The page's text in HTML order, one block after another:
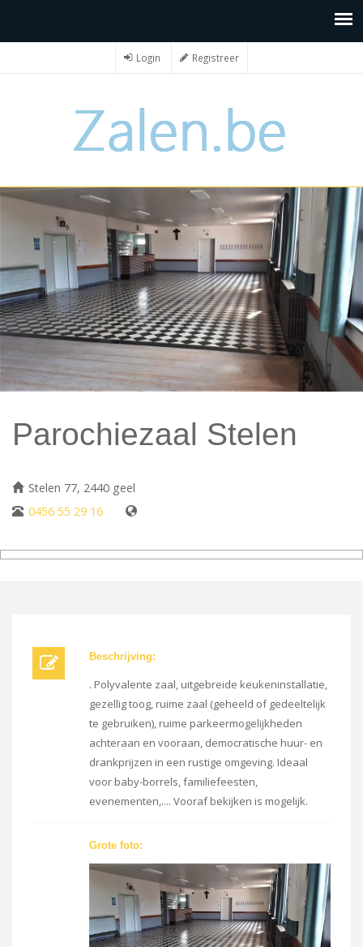
Login Registreer
Parochiezaal Stelen
Stelen 77, 2440 geel
0456 55 29 16
Beschrijving:
. Polyvalente zaal, uitgebreide keukeninstallatie,
gezellig toog, ruime zaal (geheeld of gedeeltelijk
te gebruiken), ruime parkeermogelijkheden
achteraan en vooraan, democratische huur- en
drankprijzen in een rustige omgeving. Ideaal
voor baby-borrels, familiefeesten,
evenementen,.... Vooraf bekijken is mogelijk.
Grote foto: